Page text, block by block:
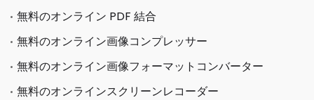
無料のオンライン PDF 結合
無料のオンライン画像コンプレッサー
無料のオンライン画像フォーマットコンバーター
無料のオンラインスクリーンレコーダー